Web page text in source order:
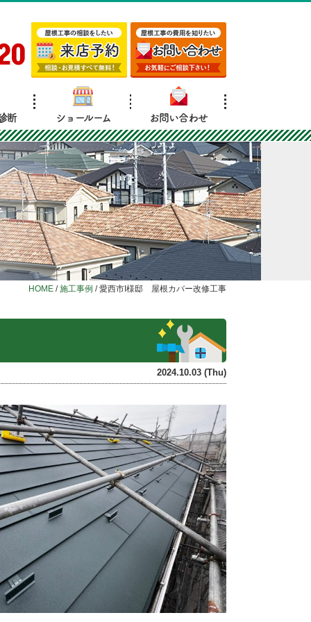
断 ショールーム お問い合わせ
HOME /施工事例 /愛西市I様邸 屋根カバー改修工事
2024.10.03 (Thu)